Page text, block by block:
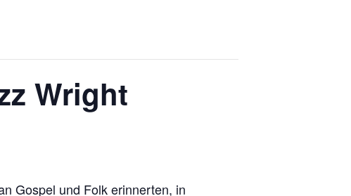
Wright
Gospel und Folk erinnerten, in